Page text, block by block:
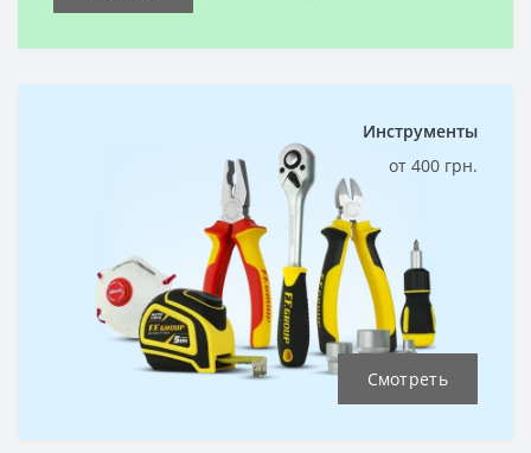
Инструменты
от 400 грн.
Смотреть